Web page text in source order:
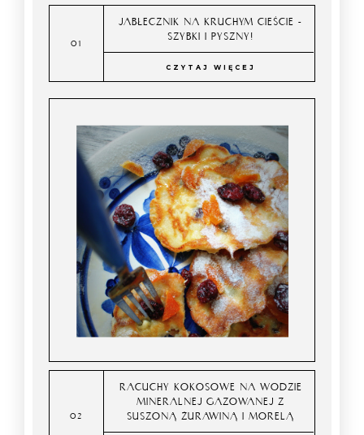
JABŁECZNIK NA KRUCHYM CIEŚCIE -
SZYBKI I PYSZNY!
CZYTAJ WIĘCEJ
RACUCHY KOKOSOWE NA WODZIE
MINERALNEJ GAZOWANEJ Z
SUSZONĄ ŻURAWINĄ I MORELĄ